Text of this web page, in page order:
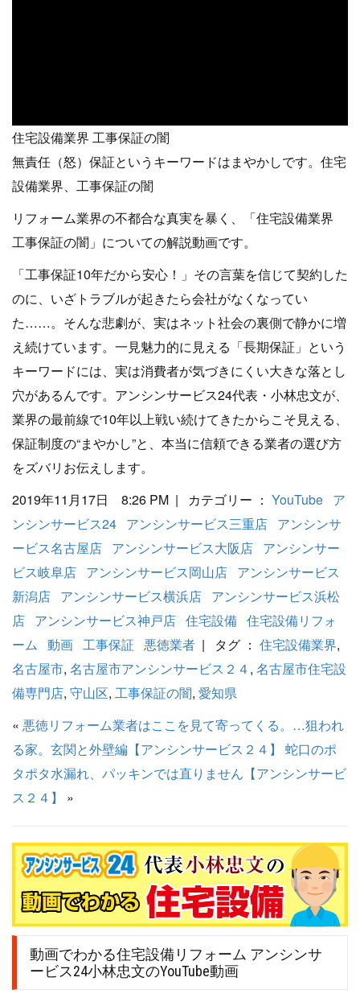
住宅設備業界 工事保証の闇
無責任（怒）保証というキーワードはまやかしです。住宅
設備業界、工事保証の闇
リフォーム業界の不都合な真実を暴く、「住宅設備業界
工事保証の闇」についての解説動画です。
「工事保証10年だから安心！」その言葉を信じて契約した
のに、いざトラブルが起きたら会社がなくなってい
た……。そんな悲劇が、実はネット社会の裏側で静かに増
え続けています。一見魅力的に見える「長期保証」という
キーワードには、実は消費者が気づきにくい大きな落とし
穴があるんです。アンシンサービス24代表・小林忠文が、
業界の最前線で10年以上戦い続けてきたからこそ見える、
保証制度の“まやかし”と、本当に信頼できる業者の選び方
をズバリお伝えします。
2019年11月17日 8:26 PM | カテゴリー ： YouTube ア
ンシンサービス24 アンシンサービス三重店 アンシンサ
ービス名古屋店 アンシンサービス大阪店 アンシンサー
ビス岐阜店 アンシンサービス岡山店 アンシンサービス
新潟店 アンシンサービス横浜店 アンシンサービス浜松
店 アンシンサービス神戸店 住宅設備 住宅設備リフォ
ーム 動画 工事保証 悪徳業者 | タグ ： 住宅設備業界,
名古屋市, 名古屋市アンシンサービス２４, 名古屋市住宅設
備専門店, 守山区, 工事保証の闇, 愛知県
« 悪徳リフォーム業者はここを見て寄ってくる。…狙われ
る家。玄関と外壁編【アンシンサービス２４】
蛇口のポ
タポタ水漏れ、パッキンでは直りません【アンシンサービ
ス２４】
»
動画でわかる住宅設備リフォーム アンシンサ
ービス24小林忠文のYouTube動画